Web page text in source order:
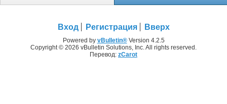
Вход Регистрация Вверх
Powered by vBulletin®Version 4.2.5
Copyright © 2026 vBulletin Solutions, Inc. All rights reserved.
Перевод: zCarot